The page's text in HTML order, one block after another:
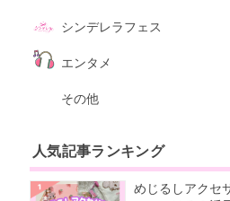
シンデレラフェス
エンタメ
その他
人気記事ランキング
めじるしアクセ